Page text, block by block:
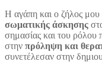
Η αγάπη και ο ζήλος μου
σωματικής άσκησης
σημασίας και του ρόλου
στην πρόληψη και
συνετέλεσαν στην